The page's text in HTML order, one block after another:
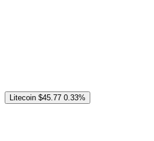
Litecoin $45.77 0.33%